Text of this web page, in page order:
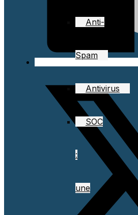
Anti-
Spam
Antivirus
SOC
:
une